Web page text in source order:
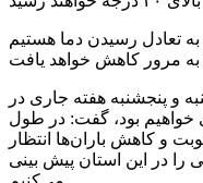
تعادل رسیدن دما هستیم
و پنجشنبه هفته جاری در
خواهیم بود، گفت: در طول
و کاهش باران‌ها انتظار
را در این استان پیش بینی